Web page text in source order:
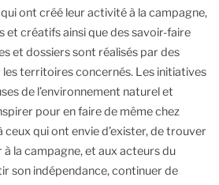
ont créé leur activité à la campagne,
et créatifs ainsi que des savoir-faire
et dossiers sont réalisés par des
les territoires concernés. Les initiatives
de l’environnement naturel et
pour en faire de même chez
ceux qui ont envie d’exister, de trouver
à la campagne, et aux acteurs du
son indépendance, continuer de